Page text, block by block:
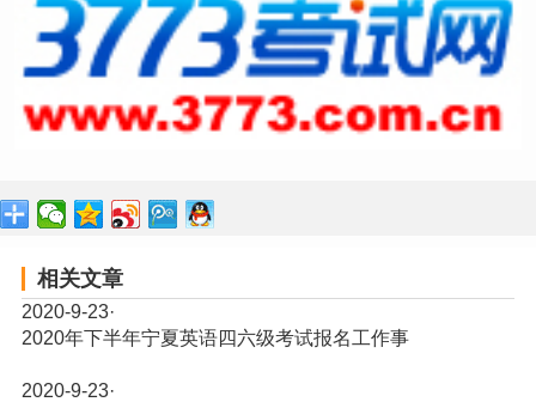
相关文章
2020-9-23·
2020年下半年宁夏英语四六级考试报名工作事
2020-9-23·